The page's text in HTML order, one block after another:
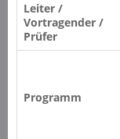
Leiter /
Vortragender /
Prüfer
Programm